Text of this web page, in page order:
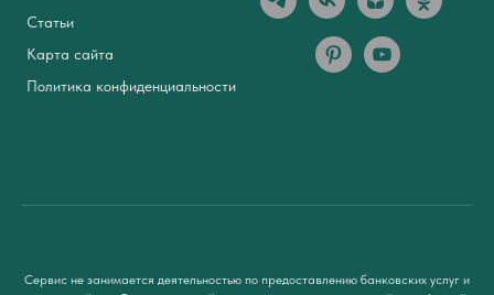
Статьи
Карта сайта
Политика конфиденциальности
Сервис не занимается деятельностью по предоставлению банковских услуг и